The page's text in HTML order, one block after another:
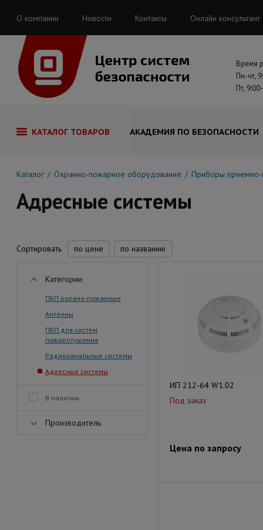
О компании Новости Контакты Онлайн консультант
Время
Пн-чт,
Пт,
КАТАЛОГ ТОВАРОВ АКАДЕМИЯ ПО БЕЗОПАСНОСТИ
Каталог Охранно-пожарное оборудование Приборы приемно-
Адресные системы
Сортировать по цене по названию
Категории
ПКП охрано-пожарные
Антенны
ПКП для систем
пожаротушения
Радиоканальные системы
Адресные системы
В наличии
Производитель
ИП 212-64 W1.02
Под заказ
Цена по запросу